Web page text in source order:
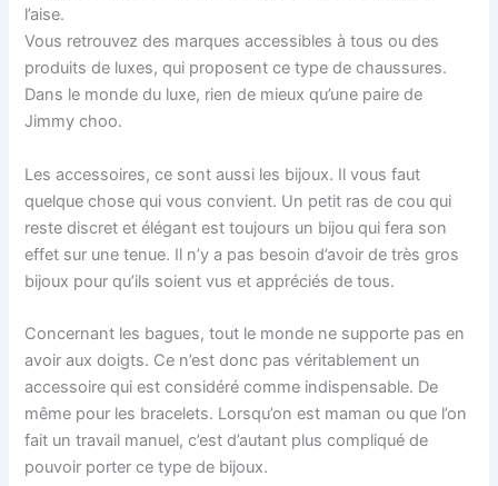
l’aise.
Vous retrouvez des marques accessibles à tous ou des
produits de luxes, qui proposent ce type de chaussures.
Dans le monde du luxe, rien de mieux qu’une paire de
Jimmy choo.
Les accessoires, ce sont aussi les bijoux. Il vous faut
quelque chose qui vous convient. Un petit ras de cou qui
reste discret et élégant est toujours un bijou qui fera son
effet sur une tenue. Il n’y a pas besoin d’avoir de très gros
bijoux pour qu’ils soient vus et appréciés de tous.
Concernant les bagues, tout le monde ne supporte pas en
avoir aux doigts. Ce n’est donc pas véritablement un
accessoire qui est considéré comme indispensable. De
même pour les bracelets. Lorsqu’on est maman ou que l’on
fait un travail manuel, c’est d’autant plus compliqué de
pouvoir porter ce type de bijoux.